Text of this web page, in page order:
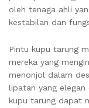
oleh tenaga ahli
kestabilan dan
Pintu kupu tarung
mereka yang
menonjol dalam
lipatan yang elegan
kupu tarung dapat